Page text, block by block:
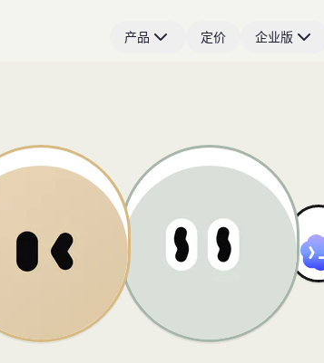
产品 定价 企业版